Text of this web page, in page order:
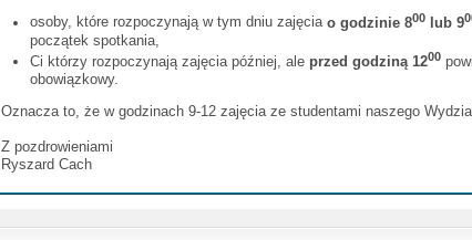
osoby, które rozpoczynają w tym dniu zajęciao godzinie 800 lub 9
początek spotkania,
Ci którzy rozpoczynają zajęcia później, ale przed godziną 1200
obowiązkowy.
Oznacza to, że w godzinach 9-12 zajęcia ze studentami naszego
Z pozdrowieniami
Ryszard Cach